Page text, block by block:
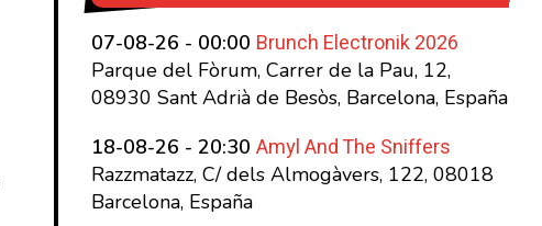
07-08-26 - 00:00 Brunch Electronik 2026
Parque del Fòrum, Carrer de la Pau, 12,
08930 Sant Adrià de Besòs, Barcelona, España
18-08-26 - 20:30 Amyl And The Sniffers
Razzmatazz, C/ dels Almogàvers, 122, 08018
Barcelona, España